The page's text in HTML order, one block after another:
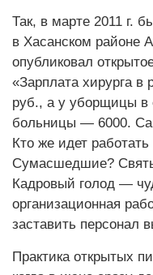
Так, в марте 2011 г.
в Хасанском районе
опубликовал
«Зарплата хирурга
руб., а у уборщицы в
больницы — 6000.
Кто же идет
Сумасшедшие?
Кадровый голод —
организационная
заставить персонал
Практика открытых